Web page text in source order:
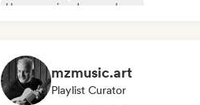
House music
Jazz moderno
mzmusic.art
Playlist Curator